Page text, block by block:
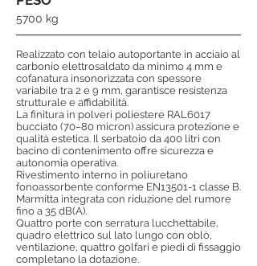
5700 kg
Realizzato con telaio autoportante in acciaio al
carbonio elettrosaldato da minimo 4 mm e
cofanatura insonorizzata con spessore
variabile tra 2 e 9 mm, garantisce resistenza
strutturale e affidabilità.
La finitura in polveri poliestere RAL6017
bucciato (70–80 micron) assicura protezione e
qualità estetica. Il serbatoio da 400 litri con
bacino di contenimento offre sicurezza e
autonomia operativa.
Rivestimento interno in poliuretano
fonoassorbente conforme EN13501-1 classe B.
Marmitta integrata con riduzione del rumore
fino a 35 dB(A).
Quattro porte con serratura lucchettabile,
quadro elettrico sul lato lungo con oblò,
ventilazione, quattro golfari e piedi di fissaggio
completano la dotazione.